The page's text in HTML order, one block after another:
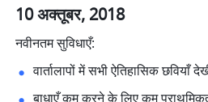
10 अक्तूबर, 2018
नवीनतम सुविधाएँ:
वार्तालापों में सभी ऐतिहासिक छवियाँ